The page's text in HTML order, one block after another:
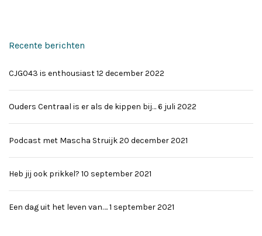
Recente berichten
CJG043 is enthousiast12 december 2022
Ouders Centraal is er als de kippen bij…6 juli 2022
Podcast met Mascha Struijk20 december 2021
Heb jij ook prikkel? 10 september 2021
Een dag uit het leven van….1 september 2021